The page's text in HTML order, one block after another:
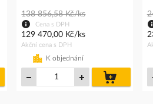
Cena s DPH
138 856,58 Kč/ks
Akční cena s DPH
129 470,00 Kč/ks
K objednání
košíku